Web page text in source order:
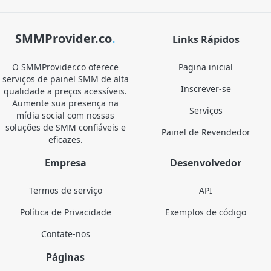
SMMProvider.co.
O SMMProvider.co oferece
serviços de painel SMM de alta
qualidade a preços acessíveis.
Aumente sua presença na
mídia social com nossas
soluções de SMM confiáveis e
eficazes.
Links Rápidos
Pagina inicial
Inscrever-se
Serviços
Painel de Revendedor
Empresa
Termos de serviço
Política de Privacidade
Contate-nos
Desenvolvedor
API
Exemplos de código
Páginas